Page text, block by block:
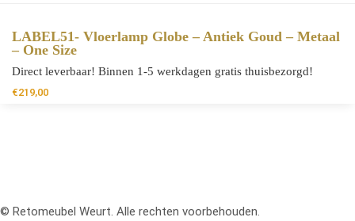
LABEL51- Vloerlamp Globe – Antiek Goud – Metaal
– One Size
Direct leverbaar! Binnen 1-5 werkdagen gratis thuisbezorgd!
€219,00
© Retomeubel Weurt. Alle rechten voorbehouden.